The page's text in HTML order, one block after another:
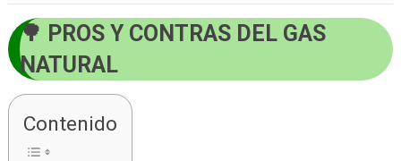
PROS Y CONTRAS DEL GAS
NATURAL
Contenido